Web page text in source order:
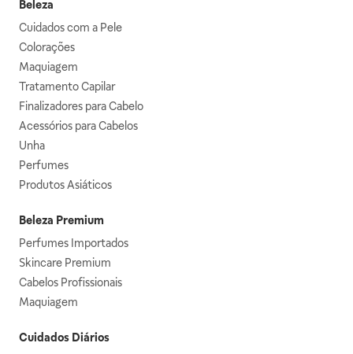
Beleza
Cuidados com a Pele
Colorações
Maquiagem
Tratamento Capilar
Finalizadores para Cabelo
Acessórios para Cabelos
Unha
Perfumes
Produtos Asiáticos
Beleza Premium
Perfumes Importados
Skincare Premium
Cabelos Profissionais
Maquiagem
Cuidados Diários